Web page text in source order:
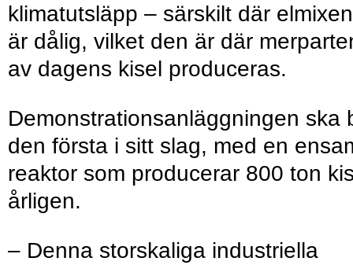
klimatutsläpp – särskilt där elmixen
är dålig, vilket den är där
av dagens kisel produceras.
Demonstrationsanläggningen ska
den första i sitt slag, med en
reaktor som producerar 800 ton
årligen.
– Denna storskaliga industriella